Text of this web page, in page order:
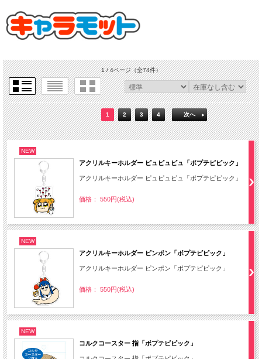
1 / 4ページ（全74件）
1 2 3 4 次へ
NEW
アクリルキーホルダー ピュピュピュ「ポプテピピック」
アクリルキーホルダー ピュピュピュ「ポプテピピック」
価格： 550円(税込)
NEW
アクリルキーホルダー ピンポン「ポプテピピック」
アクリルキーホルダー ピンポン「ポプテピピック」
価格： 550円(税込)
NEW
コルクコースター 指「ポプテピピック」